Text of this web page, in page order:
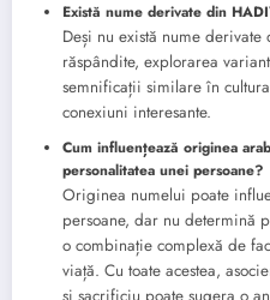
Există nume derivate din
Deși nu există nume
răspândite, explorarea
semnificații similare în
conexiuni interesante.
Cum influențează originea
personalitatea unei persoane?
Originea numelui poate
persoane, dar nu determină
o combinație complexă de
viață. Cu toate acestea,